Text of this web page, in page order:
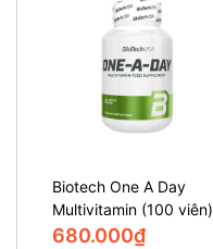
Biotech One A Day
Multivitamin (100 viên)
680.000₫